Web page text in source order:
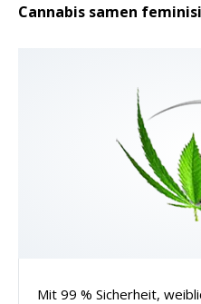
Cannabis samen
Mit 99 % Sicherheit,